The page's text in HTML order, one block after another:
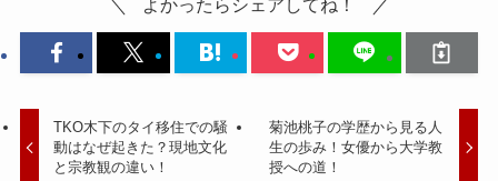
よかったらシェアしてね！
TKO木下のタイ移住での騒
動はなぜ起きた？現地文化
と宗教観の違い！
菊池桃子の学歴から見る人
生の歩み！女優から大学教
授への道！